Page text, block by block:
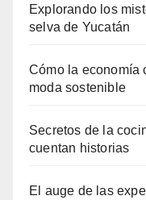
Explorando los
selva de Yucatán
Cómo la economía
moda sostenible
Secretos de la
cuentan historias
El auge de las